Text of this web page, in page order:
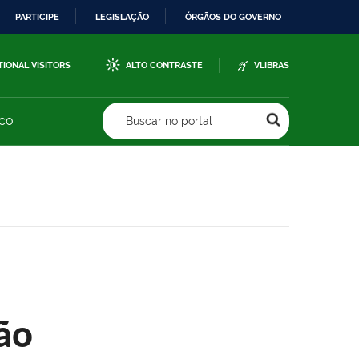
PARTICIPE LEGISLAÇÃO ÓRGÃOS DO GOVERNO
VISITORS ALTO CONTRASTE VLIBRAS
Buscar no portal